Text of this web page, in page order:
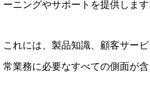
ーニングやサポートを提供します
これには、製品知識、顧客サー
常業務に必要なすべての側面が含